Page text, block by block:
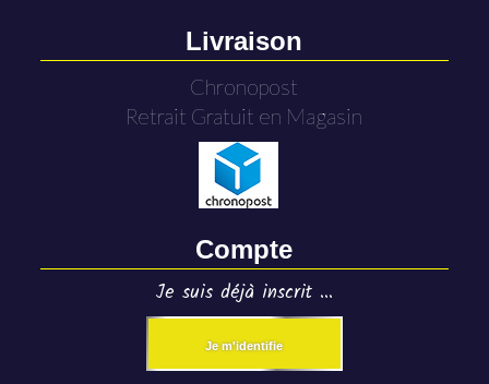
Livraison
Chronopost
Retrait Gratuit en Magasin
Compte
Je suis déjà inscrit ...
Je m'identifie